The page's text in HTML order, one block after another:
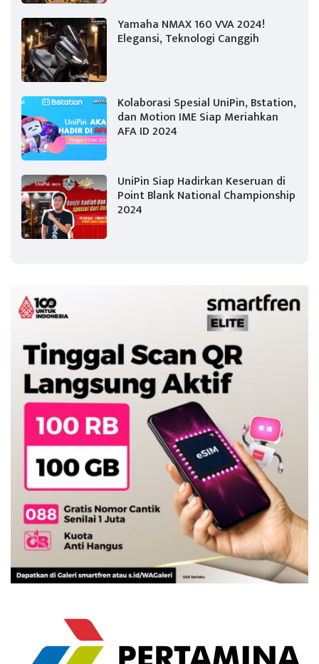
Yamaha NMAX 160 VVA 2024!
Elegansi, Teknologi Canggih
Kolaborasi Spesial UniPin, Bstation,
dan Motion IME Siap Meriahkan
AFA ID 2024
UniPin Siap Hadirkan Keseruan di
Point Blank National Championship
2024